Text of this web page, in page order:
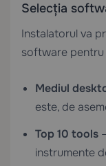
Selecția
Instalatorul va
software pentru
Mediul
este, de
Top 10 tools
instrumente